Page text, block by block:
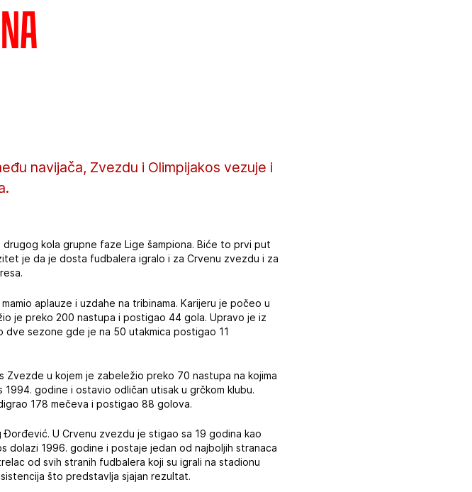
navijača, Zvezdu i Olimpijakos vezuje i
kola grupne faze Lige šampiona. Biće to prvi put
je da je dosta fudbalera igralo i za Crvenu zvezdu i za
aplauze i uzdahe na tribinama. Karijeru je počeo u
je preko 200 nastupa i postigao 44 gola. Upravo je iz
dve sezone gde je na 50 utakmica postigao 11
Zvezde u kojem je zabeležio preko 70 nastupa na kojima
godine i ostavio odličan utisak u grčkom klubu.
178 mečeva i postigao 88 golova.
U Crvenu zvezdu je stigao sa 19 godina kao
dolazi 1996. godine i postaje jedan od najboljih stranaca
od svih stranih fudbalera koji su igrali na stadionu
što predstavlja sjajan rezultat.